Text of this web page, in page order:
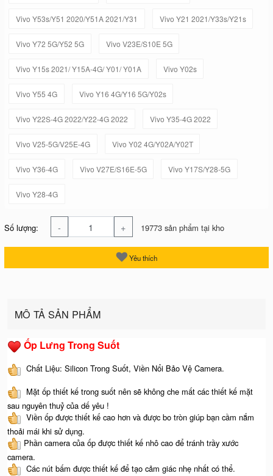
Vivo Y53s/Y51 2020/Y51A 2021/Y31 Vivo Y21 2021/Y33s/Y21s
Vivo Y72 5G/Y52 5G Vivo V23E/S10E 5G
Vivo Y15s 2021/ Y15A-4G/ Y01/ Y01A Vivo Y02s
Vivo Y55 4G Vivo Y16 4G/Y16 5G/Y02s
Vivo Y22S-4G 2022/Y22-4G 2022 Vivo Y35-4G 2022
Vivo V25-5G/V25E-4G Vivo Y02 4G/Y02A/Y02T
Vivo Y36-4G Vivo V27E/S16E-5G Vivo Y17S/Y28-5G
Vivo Y28-4G
Số lượng: - + 19773 sản phẩm tại kho
Yêu thích
MÔ TẢ SẢN PHẨM
Ốp Lưng Trong Suốt
Chất Liệu: Silicon Trong Suốt, Viền Nổi Bảo Vệ Camera.
Mặt ốp thiết kế trong suốt nên sẽ không che mất các thiết kế mặt
sau nguyên thuỷ của dế yêu !
Viền ốp được thiết kế cao hơn và được bo tròn giúp bạn cầm nắm
thoải mái khi sử dụng.
Phần camera của ốp được thiết kế nhô cao để tránh trầy xước
camera.
Các nút bấm được thiết kế để tạo cảm giác nhẹ nhất có thể.